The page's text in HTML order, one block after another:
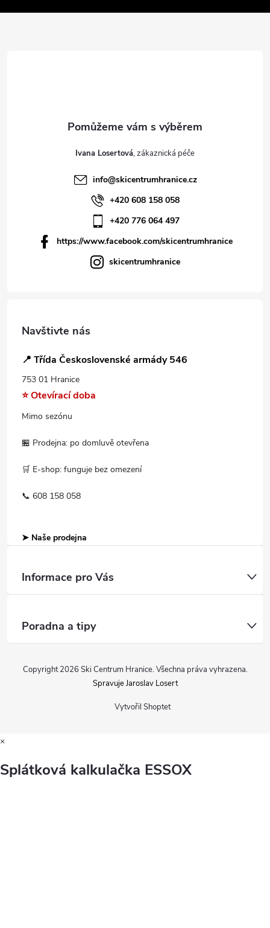
Ivana Losertová
info@skicentrumhranice.cz
+420 608 158 058
+420 776 064 497
https://www.facebook.com/skicentrumhranice
skicentrumhranice
Navštivte nás
📍 Třída Československé armády 546
753 01 Hranice
⭐ Otevírací doba
Mimo sezónu
🏪 Prodejna: po domluvě otevřena
🛒 E-shop: funguje bez omezení
📞 608 158 058
➤ Naše prodejna
Informace pro Vás
Poradna a tipy
Vytvořil Shoptet
Copyright 2026 Ski Centrum Hranice. Všechna práva vyhrazena.
Spravuje Jaroslav Losert
×
Splátková kalkulačka ESSOX